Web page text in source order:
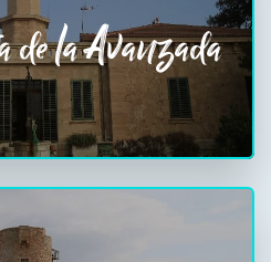
de la Avanzada